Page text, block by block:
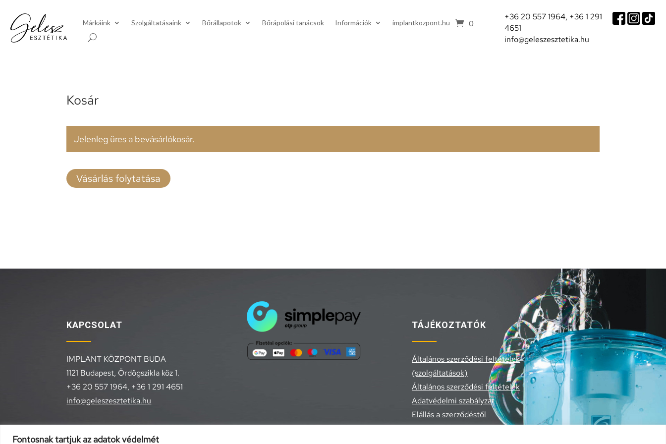
Fontosnak tartjuk az adatok védelmét
Márkáink Szolgáltatásaink Bőrállapotok Bőrápolási tanácsok Információk implantkozpont.hu 0
+36 20 557 1964, +36 1 291
4651
info@geleszesztetika.hu
Kosár
Jelenleg üres a bevásárlókosár.
Vásárlás folytatása
KAPCSOLAT
IMPLANT KÖZPONT BUDA
1121 Budapest, Ördögszikla köz 1.
+36 20 557 1964, +36 1 291 4651
info@geleszesztetika.hu
TÁJÉKOZTATÓK
Általános szerződési feltételek
(szolgáltatások)
Általános szerződési feltételek
Adatvédelmi szabályzat
Elállás a szerződéstől